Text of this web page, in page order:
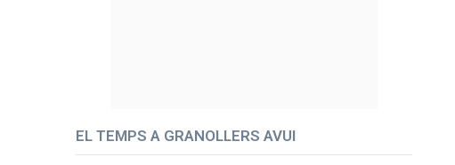
EL TEMPS A GRANOLLERS AVUI